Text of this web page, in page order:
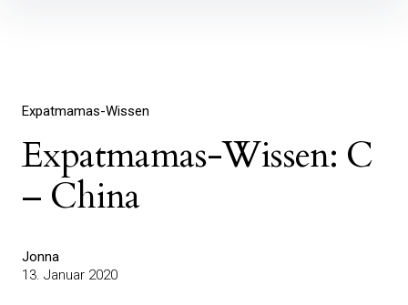
Expatmamas-Wissen
Expatmamas-Wissen: C
– China
Jonna
13. Januar 2020